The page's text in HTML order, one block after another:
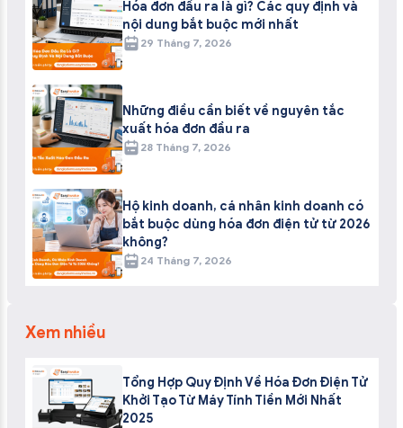
Hóa đơn đầu ra là gì? Các quy định và
nội dung bắt buộc mới nhất
29 Tháng 7, 2026
Những điều cần biết về nguyên tắc
xuất hóa đơn đầu ra
28 Tháng 7, 2026
Hộ kinh doanh, cá nhân kinh doanh có
bắt buộc dùng hóa đơn điện tử từ 2026
không?
24 Tháng 7, 2026
Xem nhiều
Tổng Hợp Quy Định Về Hóa Đơn Điện Tử
Khởi Tạo Từ Máy Tính Tiền Mới Nhất
2025